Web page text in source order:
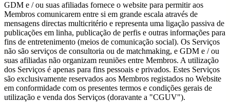
GDM e / ou suas afiliadas fornece o website para permitir aos
Membros comunicarem entre si em grande escala através de
mensagens directas multicritério e representa uma ligação passiva de
publicações em linha, publicação de perfis e outras informações para
fins de entretenimento (meios de comunicação social). Os Serviços
não são serviços de consultoria ou de matchmaking, e GDM e / ou
suas afiliadas não organizam reuniões entre Membros. A utilização
dos Serviços é apenas para fins pessoais e privados. Estes Serviços
são exclusivamente reservados aos Membros registados no Website
em conformidade com os presentes termos e condições gerais de
utilização e venda dos Serviços (doravante a "CGUV").